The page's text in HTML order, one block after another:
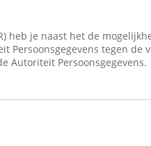
heb je naast het de
tegen de
Autoriteit Persoonsgegevens.